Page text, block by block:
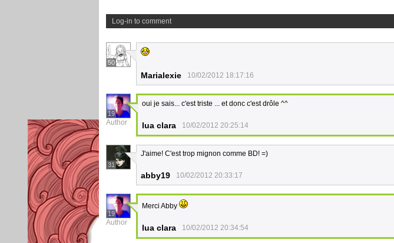
Log-in to comment
50
Marialexie 10/02/2012 18:17:16
19
Author
oui je sais... c'est triste ... et donc c'est drôle ^^
lua clara 10/02/2012 20:25:14
31
J'aime! C'est trop mignon comme BD! =)
abby19 10/02/2012 20:33:17
19
Author
Merci Abby
lua clara 10/02/2012 20:34:54